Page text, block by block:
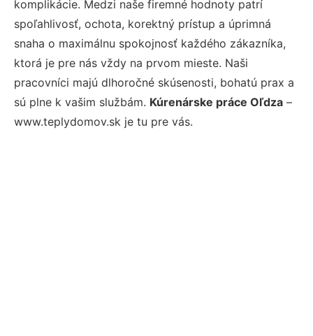
komplikácie. Medzi naše firemné hodnoty patrí
spoľahlivosť, ochota, korektný prístup a úprimná
snaha o maximálnu spokojnosť každého zákazníka,
ktorá je pre nás vždy na prvom mieste. Naši
pracovníci majú dlhoročné skúsenosti, bohatú prax a
sú plne k vašim službám. Kúrenárske práce Oľdza –
www.teplydomov.sk je tu pre vás.